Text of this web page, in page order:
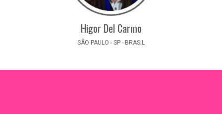
Higor Del Carmo
SÃO PAULO - SP - BRASIL